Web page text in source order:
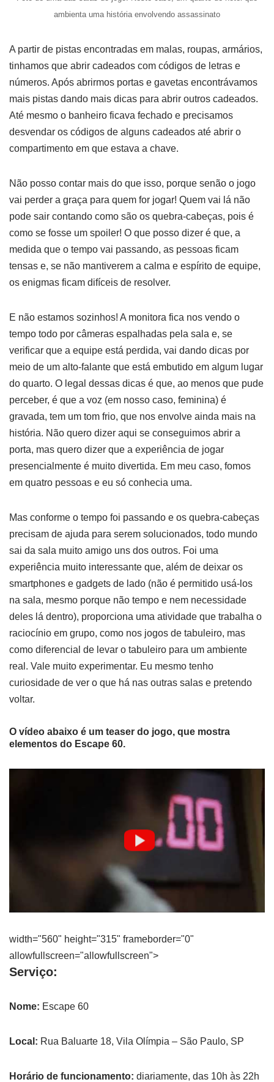
ambienta uma história envolvendo assassinato
A partir de pistas encontradas em malas, roupas, armários,
tinhamos que abrir cadeados com códigos de letras e
números. Após abrirmos portas e gavetas encontrávamos
mais pistas dando mais dicas para abrir outros cadeados.
Até mesmo o banheiro ficava fechado e precisamos
desvendar os códigos de alguns cadeados até abrir o
compartimento em que estava a chave.
Não posso contar mais do que isso, porque senão o jogo
vai perder a graça para quem for jogar! Quem vai lá não
pode sair contando como são os quebra-cabeças, pois é
como se fosse um spoiler! O que posso dizer é que, a
medida que o tempo vai passando, as pessoas ficam
tensas e, se não mantiverem a calma e espírito de equipe,
os enigmas ficam difíceis de resolver.
E não estamos sozinhos! A monitora fica nos vendo o
tempo todo por câmeras espalhadas pela sala e, se
verificar que a equipe está perdida, vai dando dicas por
meio de um alto-falante que está embutido em algum lugar
do quarto. O legal dessas dicas é que, ao menos que pude
perceber, é que a voz (em nosso caso, feminina) é
gravada, tem um tom frio, que nos envolve ainda mais na
história. Não quero dizer aqui se conseguimos abrir a
porta, mas quero dizer que a experiência de jogar
presencialmente é muito divertida. Em meu caso, fomos
em quatro pessoas e eu só conhecia uma.
Mas conforme o tempo foi passando e os quebra-cabeças
precisam de ajuda para serem solucionados, todo mundo
sai da sala muito amigo uns dos outros. Foi uma
experiência muito interessante que, além de deixar os
smartphones e gadgets de lado (não é permitido usá-los
na sala, mesmo porque não tempo e nem necessidade
deles lá dentro), proporciona uma atividade que trabalha o
raciocínio em grupo, como nos jogos de tabuleiro, mas
como diferencial de levar o tabuleiro para um ambiente
real. Vale muito experimentar. Eu mesmo tenho
curiosidade de ver o que há nas outras salas e pretendo
voltar.
O vídeo abaixo é um teaser do jogo, que mostra
elementos do Escape 60.
width="560" height="315" frameborder="0"
allowfullscreen="allowfullscreen">
Serviço:
Nome: Escape 60
Local: Rua Baluarte 18, Vila Olímpia – São Paulo, SP
Horário de funcionamento: diariamente, das 10h às 22h